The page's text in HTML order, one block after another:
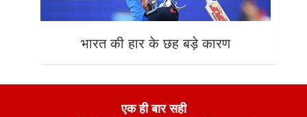
भारत की हार के छह बड़े कारण
एक ही बार सही